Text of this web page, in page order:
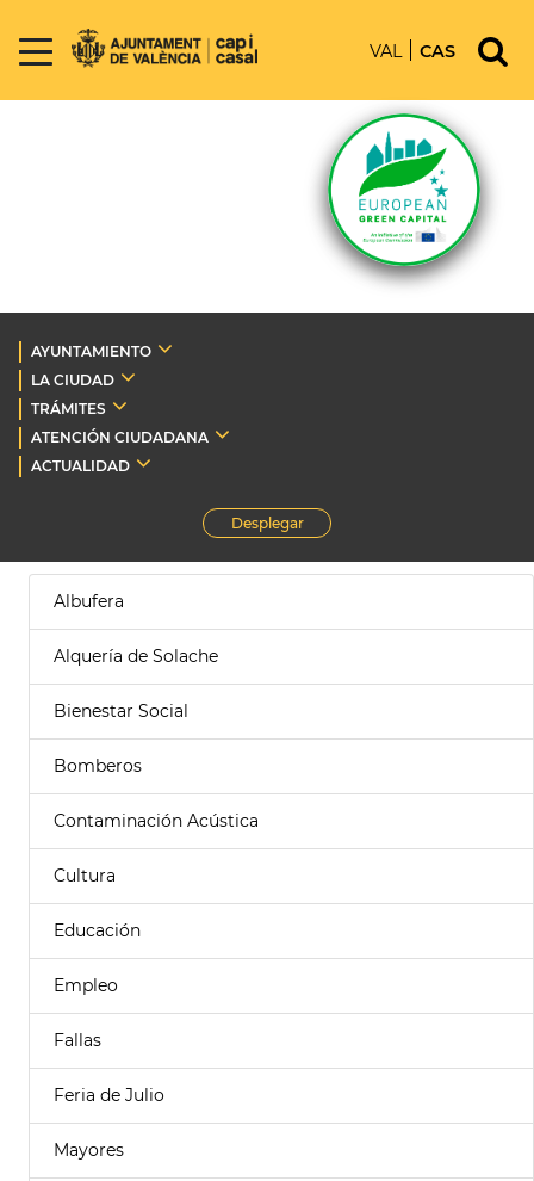
VAL CAS
AYUNTAMIENTO
LA CIUDAD
TRÁMITES
ATENCIÓN CIUDADANA
ACTUALIDAD
Desplegar
Albufera
Alquería de Solache
Bienestar Social
Bomberos
Contaminación Acústica
Cultura
Educación
Empleo
Fallas
Feria de Julio
Mayores